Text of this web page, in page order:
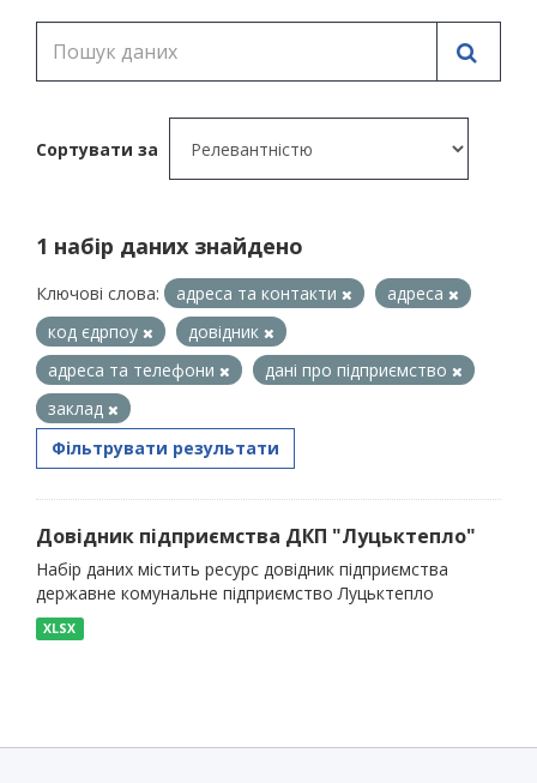
Сортувати за
1 набір даних знайдено
Ключові слова: адреса та контакти
адреса
код єдрпоу
довідник
адреса та телефони
дані про підприємство
заклад
Фільтрувати результати
Довідник підприємства ДКП "Луцьктепло"
Набір даних містить ресурс довідник підприємства
державне комунальне підприємство Луцьктепло
XLSX